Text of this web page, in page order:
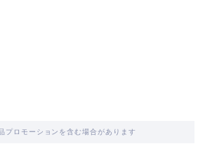
プロモーションを含む場合があります